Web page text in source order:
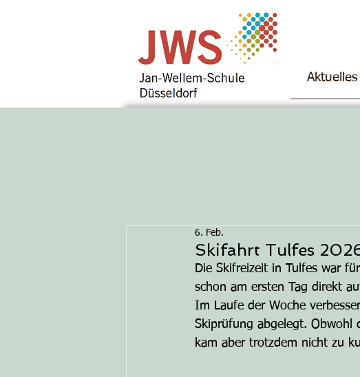
Aktuelles
Skifahrt Tulfes
6. Feb.
Die Skifreizeit in Tulfes war
schon am ersten Tag direkt
Im Laufe der Woche
Skiprüfung abgelegt. Obwohl
kam aber trotzdem nicht zu